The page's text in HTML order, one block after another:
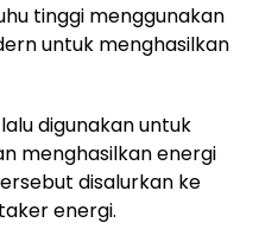
tinggi menggunakan
untuk menghasilkan
digunakan untuk
menghasilkan energi
disalurkan ke
energi.